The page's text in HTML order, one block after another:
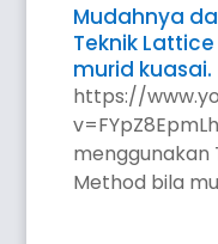
Mudahnya
Teknik
murid kuasai.
https://
menggunakan
Method bila